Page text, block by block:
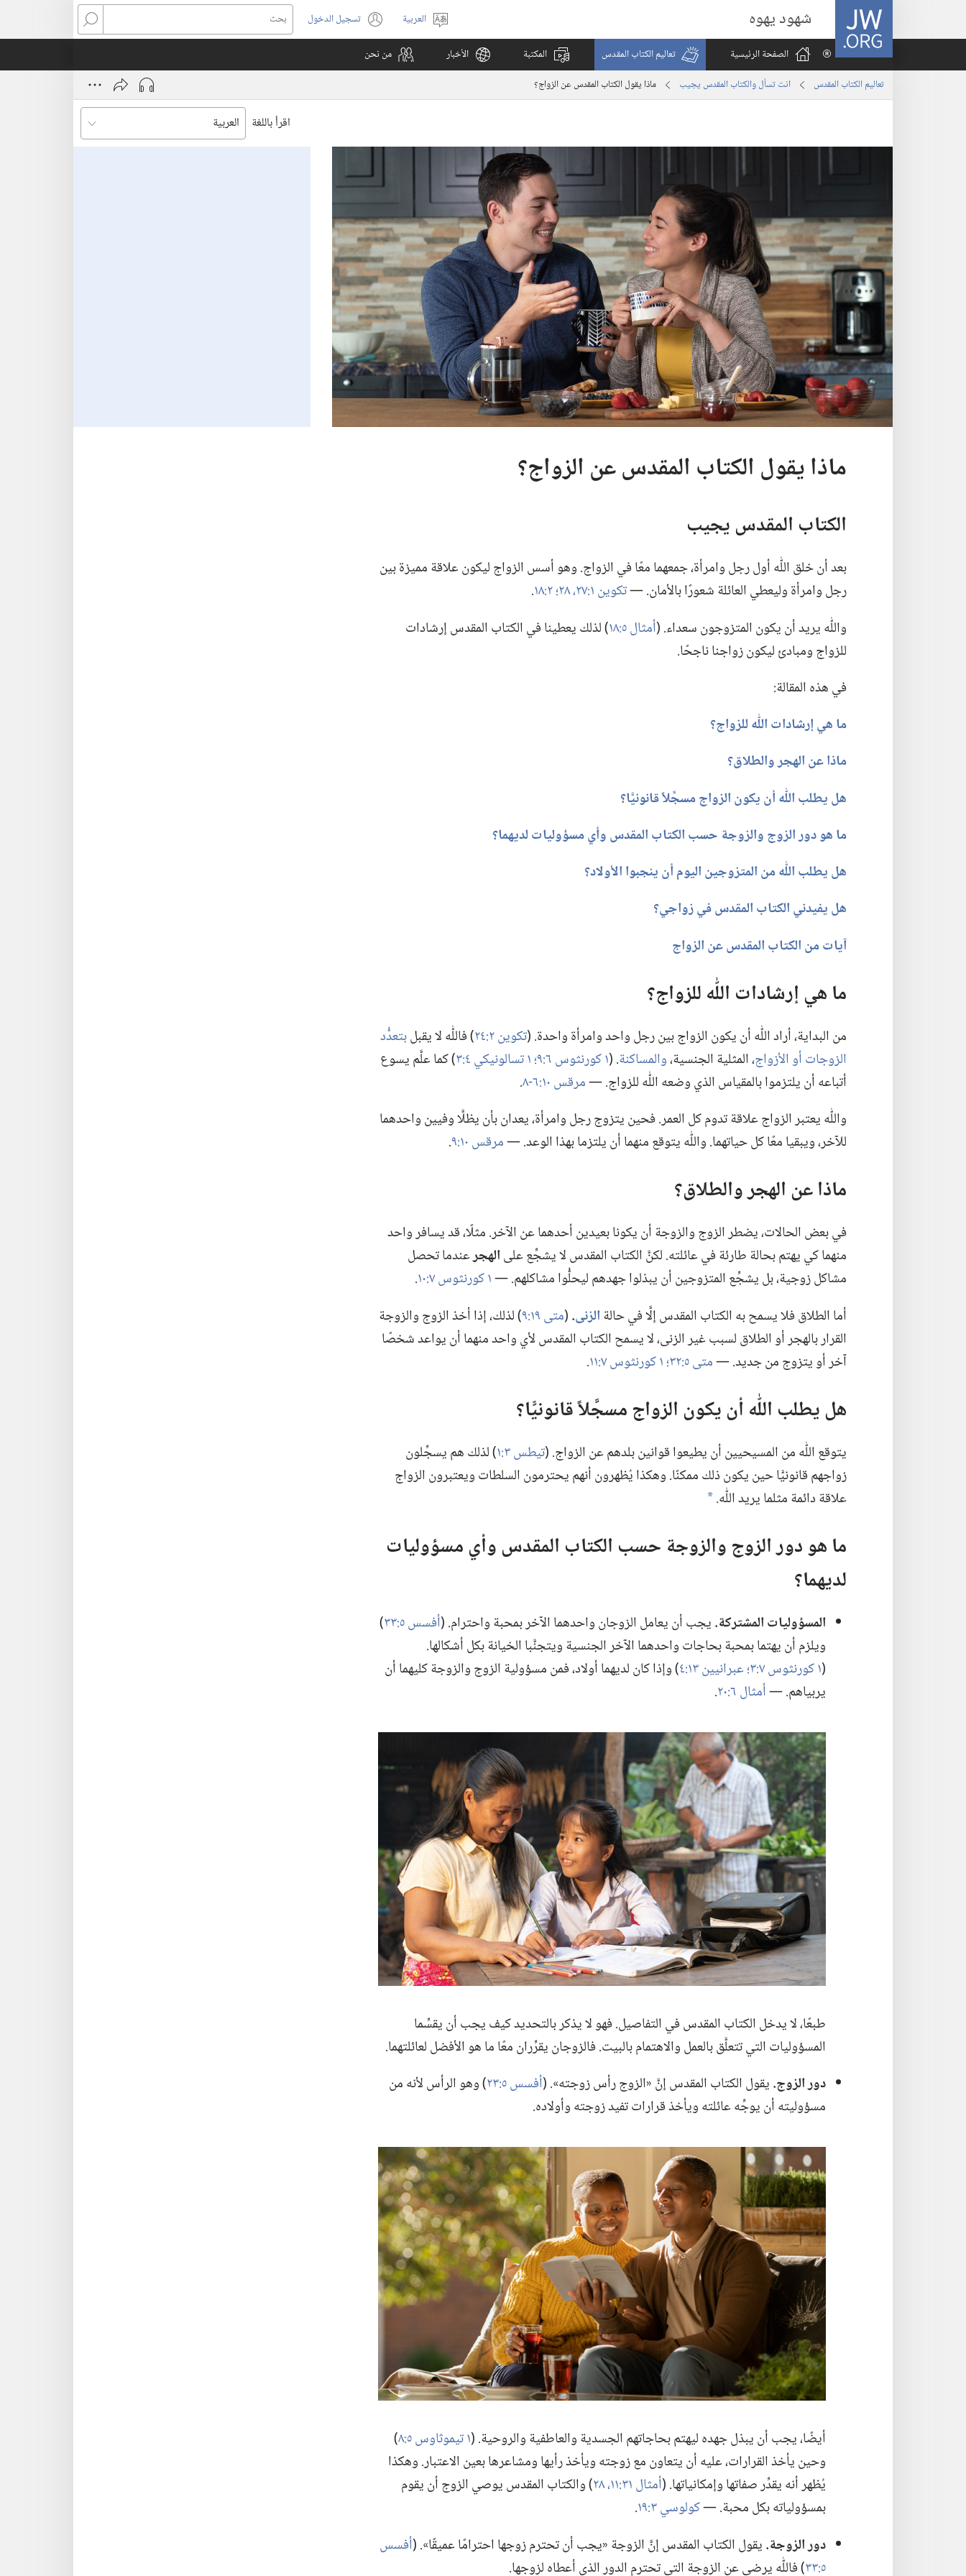
JW.ORG شهود يهوه
اختر
اللغة
العربية تسجيل الدخول
(يفتح
نافذة
بحث
الصفحة الرئيسية
تعاليم الكتاب المقدس المكتبة الأخبار من نحن
تعاليم الكتاب المقدس انت تسأل والكتاب المقدس يجيب ماذا يقول الكتاب المقدس عن الزواج؟‏
اقرأ باللغة
ماذا يقول الكتاب المقدس عن الزواج؟‏
الكتاب المقدس يجيب
بعد أن خلق اللّٰه أول رجل وامرأة،‏ جمعهما معًا في الزواج.‏ وهو أسس الزواج ليكون علاقة مميزة بين
رجل وامرأة وليعطي العائلة شعورًا بالأمان.‏ —‏تكوين ١:‏٢٧،‏ ٢٨؛‏
‏.‏
واللّٰه يريد أن يكون المتزوجون سعداء.‏ (‏أمثال ٥:‏١٨
‏)‏ لذلك يعطينا في الكتاب المقدس إرشادات
للزواج ومبادئ ليكون زواجنا ناجحًا.‏
في هذه المقالة:‏
ما هي إرشادات اللّٰه للزواج؟‏
ماذا عن الهجر والطلاق؟‏
هل يطلب اللّٰه أن يكون الزواج مسجَّلاً قانونيًّا؟‏
ما هو دور الزوج والزوجة حسب الكتاب المقدس وأي مسؤوليات لديهما؟‏
هل يطلب اللّٰه من المتزوجين اليوم أن ينجبوا الأولاد؟‏
هل يفيدني الكتاب المقدس في زواجي؟‏
آيات من الكتاب المقدس عن الزواج
ما هي إرشادات اللّٰه للزواج؟‏
من البداية،‏ أراد اللّٰه أن يكون الزواج بين رجل واحد وامرأة واحدة.‏ (‏تكوين ٢:‏٢٤ ‏)‏ فاللّٰه لا يقبلبتعدُّد
الزوجات أو الأزواج‏،‏ المثلية الجنسية،‏والمساكنة‏.‏ (‏١ كورنثوس ٦:‏٩؛‏
‏)‏ كما علَّم يسوع
أتباعه أن يلتزموا بالمقياس الذي وضعه اللّٰه للزواج.‏ —‏مرقس ١٠:‏٦-‏٨
‏.‏
واللّٰه يعتبر الزواج علاقة تدوم كل العمر.‏ فحين يتزوج رجل وامرأة،‏ يعدان بأن يظلَّا وفيين واحدهما
للآخر،‏ ويبقيا معًا كل حياتهما.‏ واللّٰه يتوقع منهما أن يلتزما بهذا الوعد.‏ —‏مرقس ١٠:‏٩ ‏.‏
ماذا عن الهجر والطلاق؟‏
في بعض الحالات،‏ يضطر الزوج والزوجة أن يكونا بعيدين أحدهما عن الآخر.‏ مثلًا،‏ قد يسافر واحد
منهما كي يهتم بحالة طارئة في عائلته.‏ لكنَّ الكتاب المقدس لا يشجِّع علىالهجرعندما تحصل
مشاكل زوجية،‏ بل يشجِّع المتزوجين أن يبذلوا جهدهم ليحلُّوا مشاكلهم.‏ —‏١ كورنثوس ٧:‏١٠
‏.‏
أما الطلاق فلا يسمح به الكتاب المقدس إلَّا في حالةالزنى‏.‏
(‏متى ١٩:‏٩
‏)‏ لذلك،‏ إذا أخذ الزوج والزوجة
القرار بالهجر أو الطلاق لسبب غير الزنى،‏ لا يسمح الكتاب المقدس لأي واحد منهما أن يواعد شخصًا
آخر أو يتزوج من جديد.‏ —‏متى ٥:‏٣٢؛‏ ‏.‏
هل يطلب اللّٰه أن يكون الزواج مسجَّلاً قانونيًّا؟‏
يتوقع اللّٰه من المسيحيين أن يطيعوا قوانين بلدهم عن الزواج.‏ (‏تيطس ٣:‏١
‏)‏ لذلك هم يسجِّلون
زواجهم قانونيًّا حين يكون ذلك ممكنًا.‏ وهكذا يُظهرون أنهم يحترمون السلطات ويعتبرون الزواج
علاقة دائمة مثلما يريد اللّٰه.‏ a
ما هو دور الزوج والزوجة حسب الكتاب المقدس وأي مسؤوليات
لديهما؟‏
المسؤوليات المشتركة.‏يجب أن يعامل الزوجان واحدهما الآخر بمحبة واحترام.‏ (‏أفسس ٥:‏٣٣
‏)‏
ويلزم أن يهتما بمحبة بحاجات واحدهما الآخر الجنسية ويتجنَّبا الخيانة بكل أشكالها.‏
(‏١ كورنثوس ٧:‏٣؛‏ عبرانيين ١٣:‏٤
‏)‏ وإذا كان لديهما أولاد،‏ فمن مسؤولية الزوج والزوجة كليهما أن
يربياهم.‏ —‏أمثال ٦:‏٢٠ ‏.‏
طبعًا،‏ لا يدخل الكتاب المقدس في التفاصيل.‏ فهو لا يذكر بالتحديد كيف يجب أن يقسِّما
المسؤوليات التي تتعلَّق بالعمل والاهتمام بالبيت.‏ فالزوجان يقرِّران معًا ما هو الأفضل لعائلتهما.‏
دور الزوج.‏يقول الكتاب المقدس إنَّ «الزوج رأس زوجته».‏ (‏أفسس ٥:‏٢٣
‏)‏ وهو الرأس لأنه من
مسؤوليته أن يوجِّه عائلته ويأخذ قرارات تفيد زوجته وأولاده.‏
أيضًا،‏ يجب أن يبذل جهده ليهتم بحاجاتهم الجسدية والعاطفية والروحية.‏ (‏١ تيموثاوس ٥:‏٨
‏)‏
وحين يأخذ القرارات،‏ عليه أن يتعاون مع زوجته ويأخذ رأيها ومشاعرها بعين الاعتبار.‏ وهكذا
يُظهر أنه يقدِّر صفاتها وإمكانياتها.‏ (‏أمثال ٣١:‏١١،‏ ٢٨ ‏)‏ والكتاب المقدس يوصي الزوج أن يقوم
بمسؤولياته بكل محبة.‏ —‏كولوسي ٣:‏١٩
‏.‏
دور الزوجة.‏يقول الكتاب المقدس إنَّ الزوجة «يجب أن تحترم زوجها احترامًا عميقًا».‏ (‏أفسس
٥:‏٣٣
‏)‏ فاللّٰه يرضى عن الزوجة التي تحترم الدور الذي أعطاه لزوجها.‏